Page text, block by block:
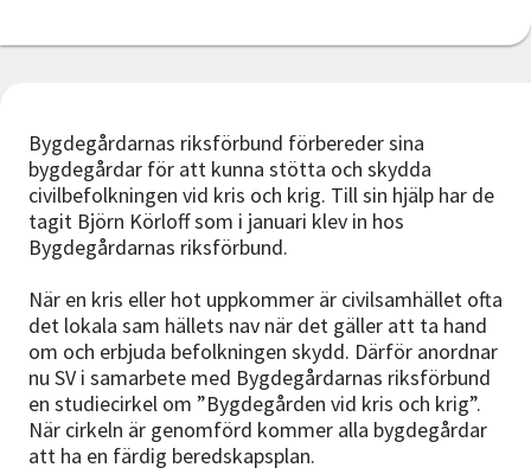
Bygdegårdarnas riksförbund förbereder sina
bygdegårdar för att kunna stötta och skydda
civilbefolkningen vid kris och krig. Till sin hjälp har de
tagit Björn Körloff som i januari klev in hos
Bygdegårdarnas riksförbund.
När en kris eller hot uppkommer är civilsamhället ofta
det lokala sam­ hällets nav när det gäller att ta hand
om och erbjuda befolkningen skydd. Därför anordnar
nu SV i samarbete med Bygdegårdarnas riksförbund
en studiecirkel om ”Bygdegården vid kris och krig”.
När cirkeln är genomförd kommer alla bygdegårdar
att ha en färdig beredskapsplan.